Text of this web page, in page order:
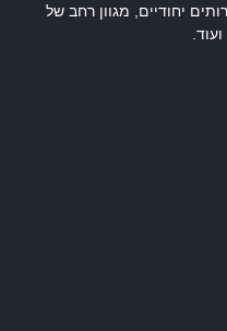
יחודיים, מגוון רחב של